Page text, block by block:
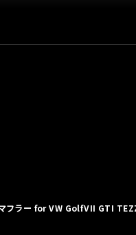
マフラー for VW GolfVII GTI